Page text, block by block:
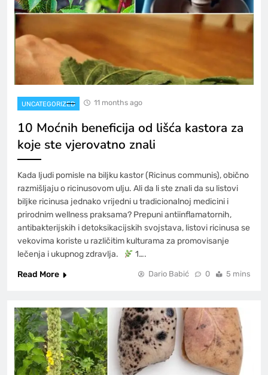
UNCATEGORIZED 11 months ago
10 Moćnih beneficija od lišća kastora za
koje ste vjerovatno znali
Kada ljudi pomisle na biljku kastor (Ricinus communis), obično
razmišljaju o ricinusovom ulju. Ali da li ste znali da su listovi
biljke ricinusa jednako vrijedni u tradicionalnoj medicini i
prirodnim wellness praksama? Prepuni antiinflamatornih,
antibakterijskih i detoksikacijskih svojstava, listovi ricinusa se
vekovima koriste u različitim kulturama za promovisanje
lečenja i ukupnog zdravlja.
1….
Read More
Dario Babić 0 5 mins